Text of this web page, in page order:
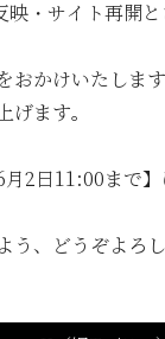
ョップか
の夏季休業日と
・サイト再開と
かけいたします
げます。
2日11:00まで
、どうぞよろ